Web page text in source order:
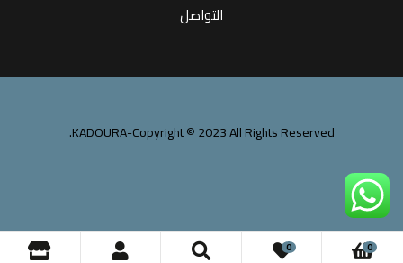
التواصل
KADOURA-Copyright © 2023 All Rights Reserved.
0 0